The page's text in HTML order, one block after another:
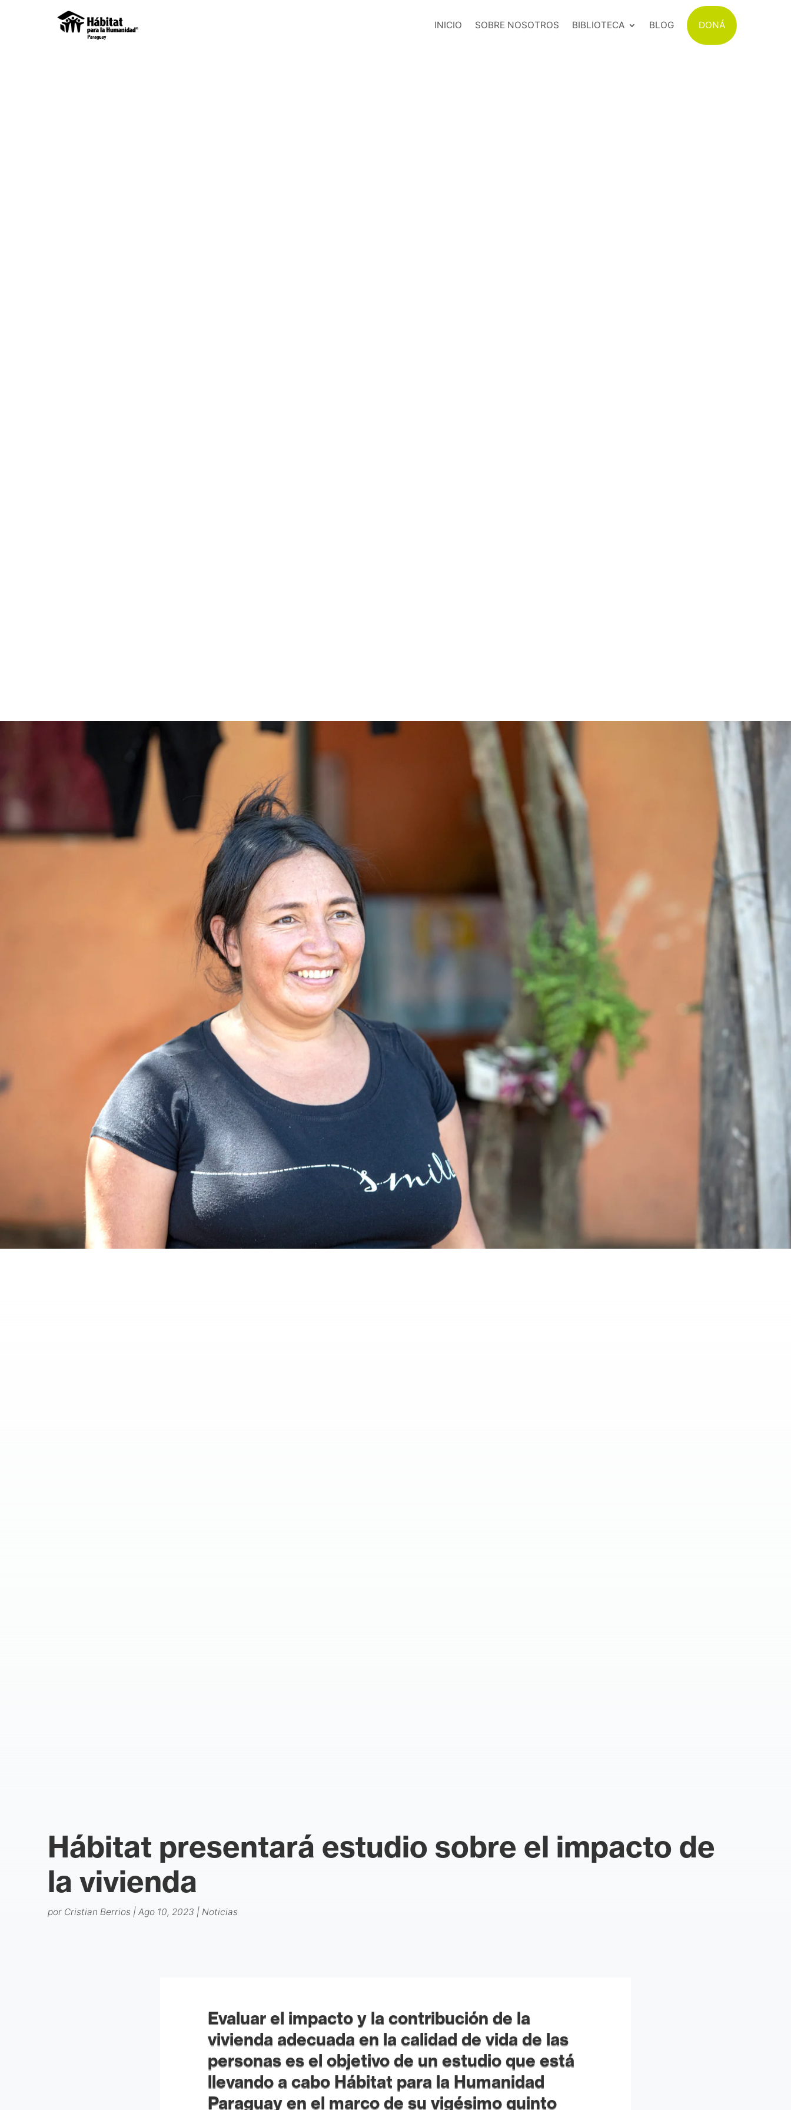
INICIO SOBRE NOSOTROS BIBLIOTECA BLOG DONÁ
Hábitat presentará estudio sobre el impacto de
la vivienda
por Cristian Berrios | Ago 10, 2023 | Noticias
Evaluar el impacto y la contribución de la
vivienda adecuada en la calidad de vida de las
personas es el objetivo de un estudio que está
llevando a cabo Hábitat para la Humanidad
Paraguay en el marco de su vigésimo quinto